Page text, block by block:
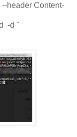
header Content-
-d "